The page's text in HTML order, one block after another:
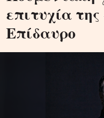
επιτυχία
Επίδαυρο